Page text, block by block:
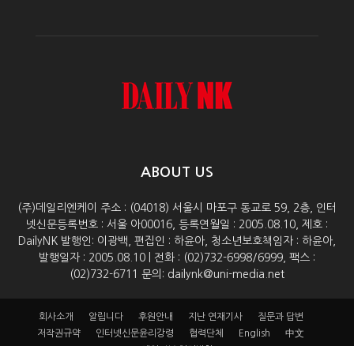
ABOUT US
(주)데일리엔케이 주소 : (04018) 서울시 마포구 동교로 59, 2층, 인터
넷신문등록번호 : 서울 아00016, 등록연월일 : 2005.08.10, 제호 :
DailyNK 발행인: 이광백, 편집인 : 하윤아, 청소년보호책임자 : 하윤아,
발행일자 : 2005.08.10 | 전화 : (02)732-6998/6999, 팩스 :
(02)732-6711 문의: dailynk@uni-media.net
회사소개 알립니다 후원안내 지난 연재기사
질문과 답변
저작권규약
인터넷신문윤리강령 협력단체 English
中文